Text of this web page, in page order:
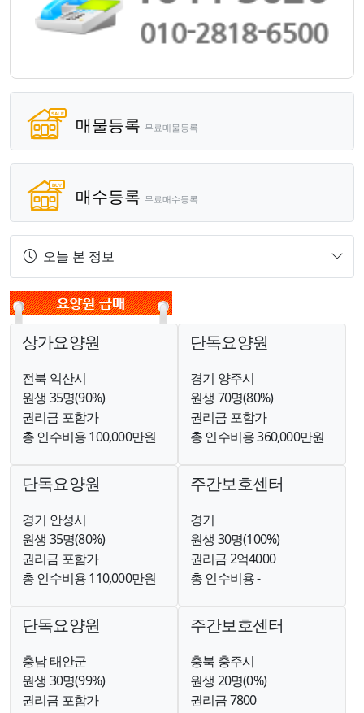
매물등록 무료매물등록
매수등록 무료매수등록
오늘 본 정보
상가요양원
전북 익산시
원생 35명(90%)
권리금 포함가
총 인수비용 100,000만원
단독요양원
경기 양주시
원생 70명(80%)
권리금 포함가
총 인수비용 360,000만원
단독요양원
경기 안성시
원생 35명(80%)
권리금 포함가
총 인수비용 110,000만원
주간보호센터
경기
원생 30명(100%)
권리금 2억4000
총 인수비용 -
단독요양원
충남 태안군
원생 30명(99%)
권리금 포함가
주간보호센터
충북 충주시
원생 20명(0%)
권리금 7800